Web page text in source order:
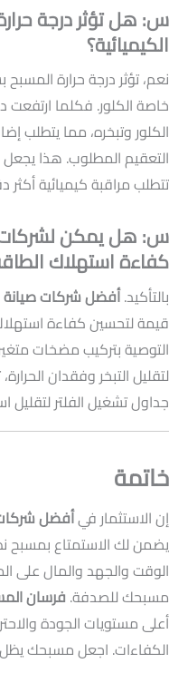
س: هل تؤثر درجة
الكيميائية؟
نعم، تؤثر درجة حرارة
خاصة الكلور. فكلما ارتفعت
الكلور وتبخره، مما يتطلب
التعقيم المطلوب. هذا يجعل
تتطلب مراقبة كيميائية أكثر
س: هل يمكن لشركات
كفاءة استهلاك
بالتأكيد.أفضل شركات صيانة
قيمة لتحسين كفاءة
التوصية بتركيب مضخات
جداول تشغيل الفلتر لتقليل
خاتمة
إن الاستثمار فيأفضل شركات
يضمن لك الاستمتاع بمسبح
الوقت والجهد والمال على
مسبحك للصدفة.فرسان
أعلى مستويات الجودة
الكفاءات. اجعل مسبحك